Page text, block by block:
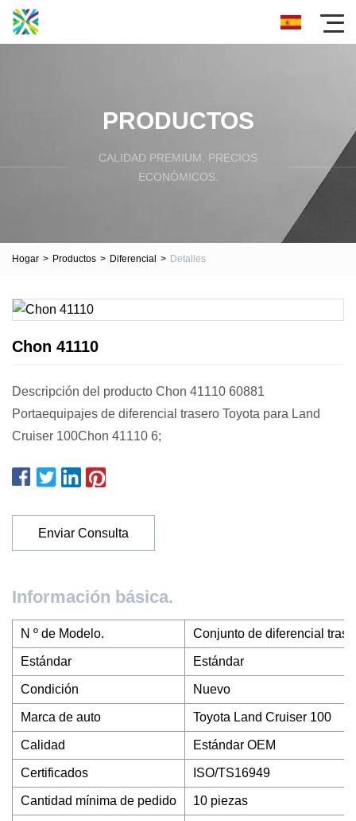
PRODUCTOS
CALIDAD PREMIUM, PRECIOS
ECONÓMICOS.
Hogar > Productos > Diferencial > Detalles
Chon 41110
Descripción del producto Chon 41110 60881
Portaequipajes de diferencial trasero Toyota para Land
Cruiser 100Chon 41110 6;
Enviar Consulta
Información básica.
N º de Modelo. Conjunto de diferencial
Estándar Estándar
Condición Nuevo
Marca de auto Toyota Land Cruiser 100
Calidad Estándar OEM
Certificados ISO/TS16949
Cantidad mínima de pedido 10 piezas